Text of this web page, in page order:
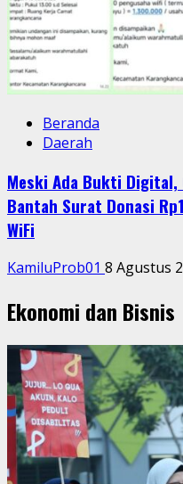
Beranda
Daerah
Meski Ada Bukti Digital,
Bantah Surat Donasi
WiFi
KamiluProb01 8 Agustus
Ekonomi dan Bisnis